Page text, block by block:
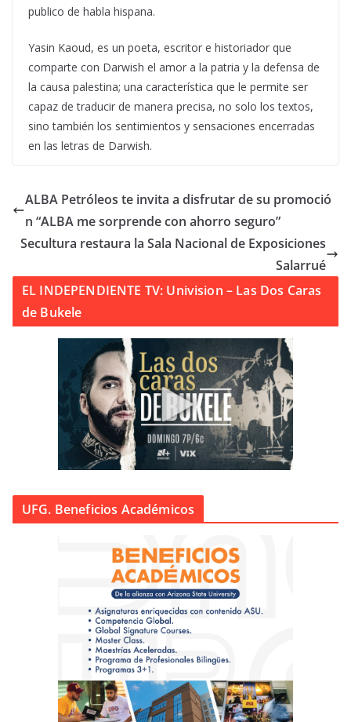
publico de habla hispana.
Yasin Kaoud, es un poeta, escritor e historiador que
comparte con Darwish el amor a la patria y la defensa de
la causa palestina; una característica que le permite ser
capaz de traducir de manera precisa, no solo los textos,
sino también los sentimientos y sensaciones encerradas
en las letras de Darwish.
ALBA Petróleos te invita a disfrutar de su promoció
n “ALBA me sorprende con ahorro seguro”
Secultura restaura la Sala Nacional de Exposiciones
Salarrué
EL INDEPENDIENTE TV: Univision – Las Dos Caras
de Bukele
UFG. Beneficios Académicos